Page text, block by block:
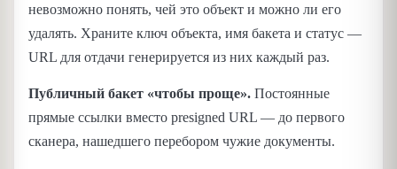
невозможно понять, чей это объект и можно ли его
удалять. Храните ключ объекта, имя бакета и статус —
URL для отдачи генерируется из них каждый раз.
Публичный бакет «чтобы проще». Постоянные
прямые ссылки вместо presigned URL — до первого
сканера, нашедшего перебором чужие документы.